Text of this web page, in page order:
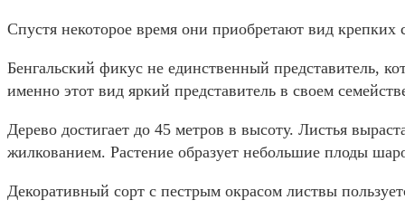
Спустя некоторое время они приобретают вид крепких
Бенгальский фикус не единственный представитель,
именно этот вид яркий представитель в своем
Дерево достигает до 45 метров в высоту. Листья
жилкованием. Растение образует небольшие плоды
Декоративный сорт с пестрым окрасом листвы